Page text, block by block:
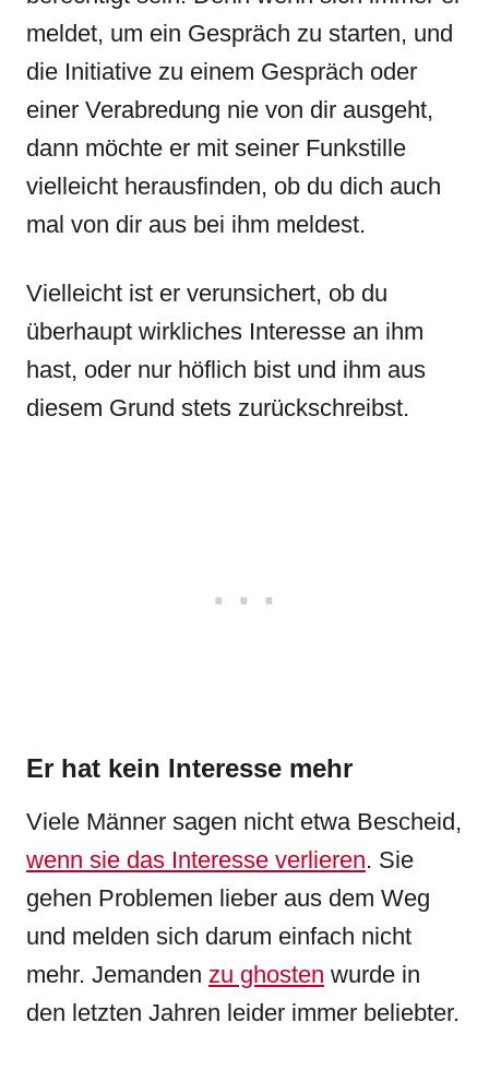
meldet, um ein Gespräch zu starten, und
die Initiative zu einem Gespräch oder
einer Verabredung nie von dir ausgeht,
dann möchte er mit seiner Funkstille
vielleicht herausfinden, ob du dich auch
mal von dir aus bei ihm meldest.
Vielleicht ist er verunsichert, ob du
überhaupt wirkliches Interesse an ihm
hast, oder nur höflich bist und ihm aus
diesem Grund stets zurückschreibst.
Er hat kein Interesse mehr
Viele Männer sagen nicht etwa Bescheid,
wenn sie das Interesse verlieren. Sie
gehen Problemen lieber aus dem Weg
und melden sich darum einfach nicht
mehr. Jemanden zu ghosten wurde in
den letzten Jahren leider immer beliebter.